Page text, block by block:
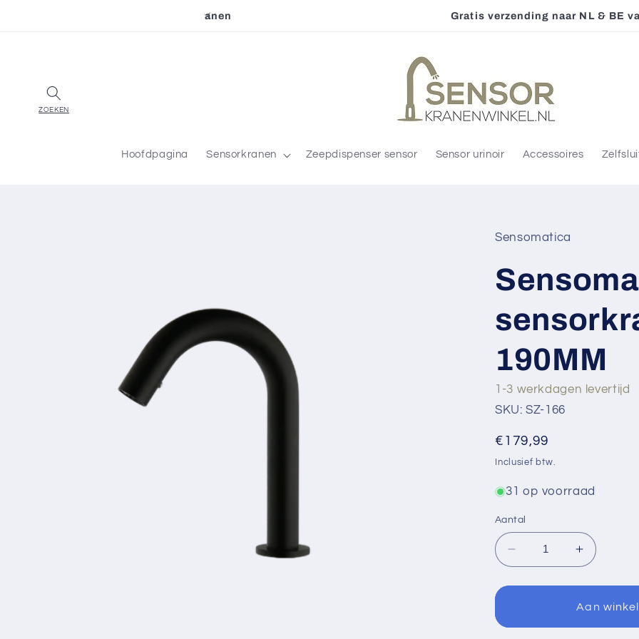
Gratis verzending naar NL & BE vanaf €75,-
Hoofdpagina Sensorkranen Zeepdispenser sensor Sensor urinoir Accessoires
Sensomatica
190MM
1-3 werkdagen levertijd
SKU: SZ-166
Normale
prijs
€179,99
Inclusief btw.
31 op voorraad
Aantal
Aantal
verlagen
voor
Sensomatica
Aantal
verhogen
voor
Aan